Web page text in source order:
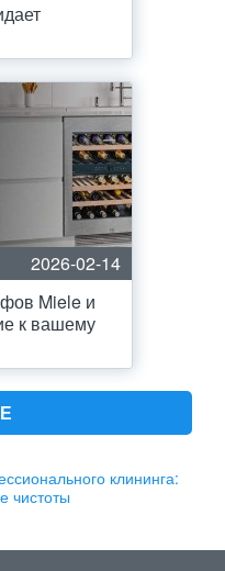
2026-02-14
Miele и
к вашему
клининга:
чистоты